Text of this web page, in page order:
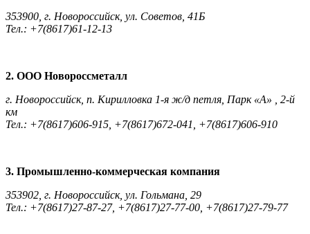
353900, г. Новороссийск, ул. Советов, 41Б
Тел.: +7(8617)61-12-13
2. ООО Новороссметалл
г. Новороссийск, п. Кирилловка 1-я ж/д петля, Парк «А» , 2-й
км
Тел.: +7(8617)606-915, +7(8617)672-041, +7(8617)606-910
3. Промышленно-коммерческая компания
353902, г. Новороссийск, ул. Гольмана, 29
Тел.: +7(8617)27-87-27, +7(8617)27-77-00, +7(8617)27-79-77